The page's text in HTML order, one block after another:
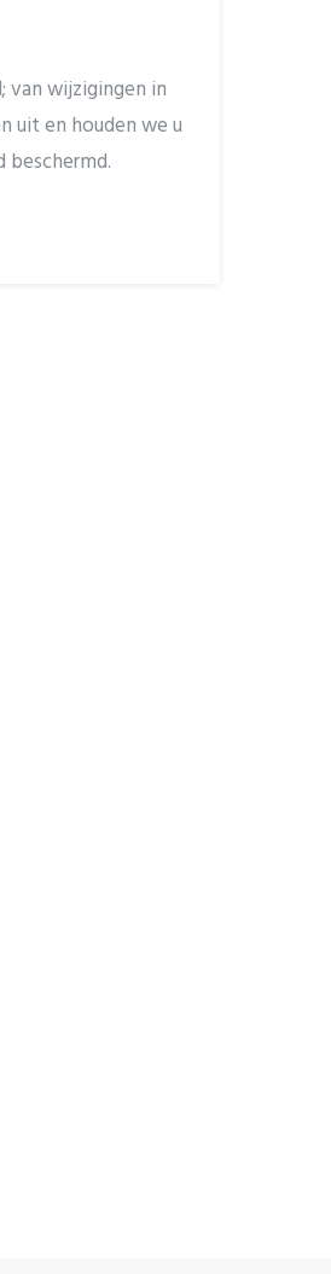
wijzigingen in
uit en houden we u